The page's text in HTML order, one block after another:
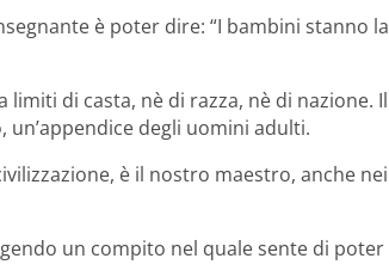
è poter dire: “I bambini stanno
di casta, nè di razza, nè di nazione.
degli uomini adulti.
è il nostro maestro, anche
un compito nel quale sente di poter